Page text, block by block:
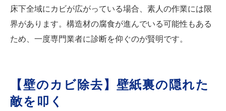
床下全域にカビが広がっている場合、素人の作業には限
界があります。構造材の腐食が進んでいる可能性もある
ため、一度専門業者に診断を仰ぐのが賢明です。
【壁のカビ除去】壁紙裏の隠れた
敵を叩く